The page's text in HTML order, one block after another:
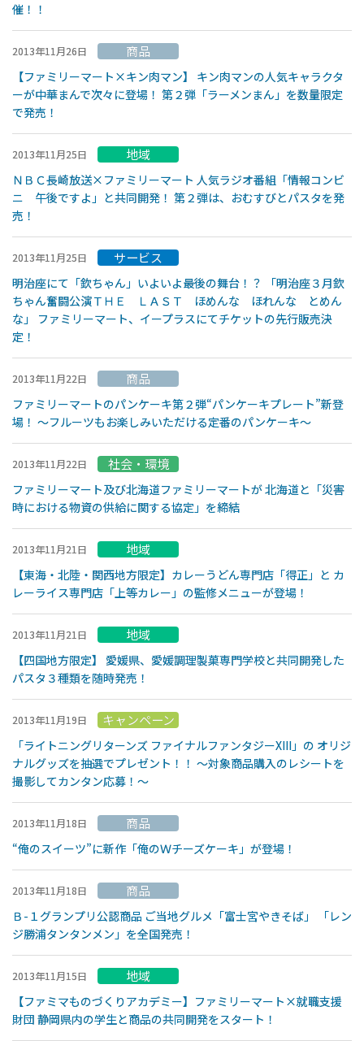
催！！
2013年11月26日 商品
【ファミリーマート×キン肉マン】 キン肉マンの人気キャラクタ
ーが中華まんで次々に登場！ 第２弾「ラーメンまん」を数量限定
で発売！
2013年11月25日 地域
ＮＢＣ長崎放送×ファミリーマート 人気ラジオ番組「情報コンビ
ニ 午後ですよ」と共同開発！ 第２弾は、おむすびとパスタを発
売！
2013年11月25日 サービス
明治座にて「欽ちゃん」いよいよ最後の舞台！？ 「明治座３月欽
ちゃん奮闘公演ＴＨＥ ＬＡＳＴ ほめんな ほれんな とめん
な」 ファミリーマート、イープラスにてチケットの先行販売決
定！
2013年11月22日 商品
ファミリーマートのパンケーキ第２弾“パンケーキプレート”新登
場！ 〜フルーツもお楽しみいただける定番のパンケーキ〜
2013年11月22日 社会・環境
ファミリーマート及び北海道ファミリーマートが 北海道と「災害
時における物資の供給に関する協定」を締結
2013年11月21日 地域
【東海・北陸・関西地方限定】カレーうどん専門店「得正」と カ
レーライス専門店「上等カレー」の監修メニューが登場！
2013年11月21日 地域
【四国地方限定】 愛媛県、愛媛調理製菓専門学校と共同開発した
パスタ３種類を随時発売！
2013年11月19日 キャンペーン
「ライトニングリターンズ ファイナルファンタジーXIII」の オリジ
ナルグッズを抽選でプレゼント！！ 〜対象商品購入のレシートを
撮影してカンタン応募！〜
2013年11月18日 商品
“俺のスイーツ”に新作「俺のＷチーズケーキ」が登場！
2013年11月18日 商品
Ｂ-１グランプリ公認商品 ご当地グルメ「富士宮やきそば」 「レン
ジ勝浦タンタンメン」を全国発売！
2013年11月15日 地域
【ファミマものづくりアカデミー】ファミリーマート×就職支援
財団 静岡県内の学生と商品の共同開発をスタート！